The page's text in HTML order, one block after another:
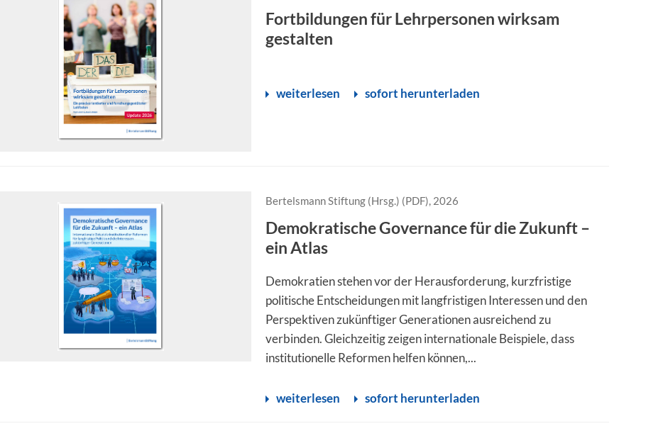
Fortbildungen für Lehrpersonen wirksam
gestalten
weiterlesen sofort herunterladen
Bertelsmann Stiftung (Hrsg.) (PDF), 2026
Demokratische Governance für die Zukunft –
ein Atlas
Demokratien stehen vor der Herausforderung, kurzfristige
politische Entscheidungen mit langfristigen Interessen und den
Perspektiven zukünftiger Generationen ausreichend zu
verbinden. Gleichzeitig zeigen internationale Beispiele, dass
institutionelle Reformen helfen können,...
weiterlesen sofort herunterladen